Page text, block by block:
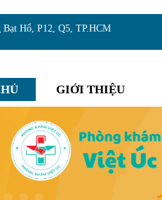
Hổ, P12, Q5, TP.HCM
GIỚI THIỆU